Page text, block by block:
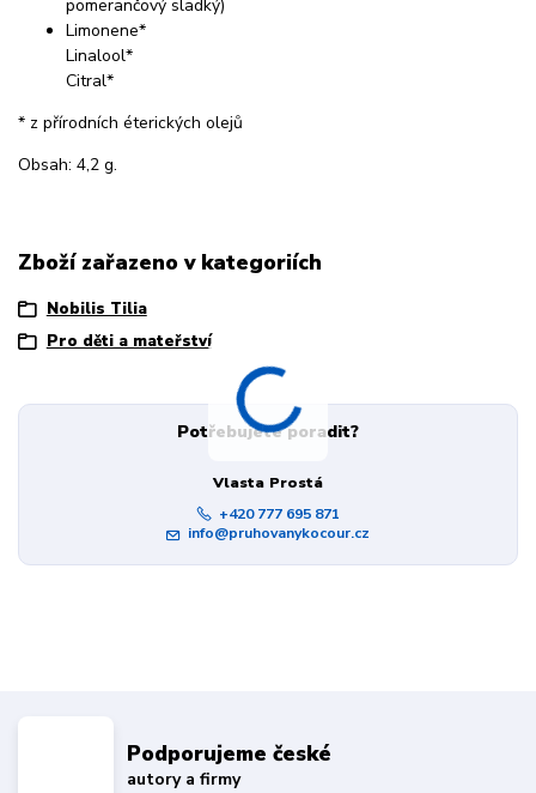
pomerančový sladký)
Limonene*
Linalool*
Citral*
* z přírodních éterických olejů
Obsah: 4,2 g.
Zboží zařazeno v kategoriích
Nobilis Tilia
Pro děti a mateřství
Potřebujete poradit?
Vlasta Prostá
+420 777 695 871
info@pruhovanykocour.cz
Podporujeme české
autory a firmy